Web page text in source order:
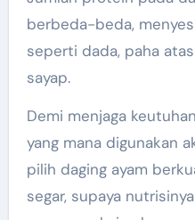
berbeda-beda,
seperti dada, paha
sayap.
Demi menjaga
yang mana digunakan
pilih daging ayam
segar, supaya